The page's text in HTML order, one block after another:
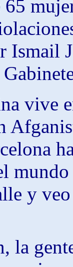
65
Ismail
vive
y
la